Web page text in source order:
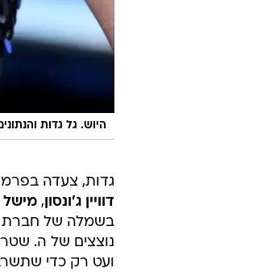
היוש. גל גדות
גדות, צעדה
דוויין ג'ונסון , מישל
בשמלה של חברת
נוצצים של ה.
ועט רק כדי